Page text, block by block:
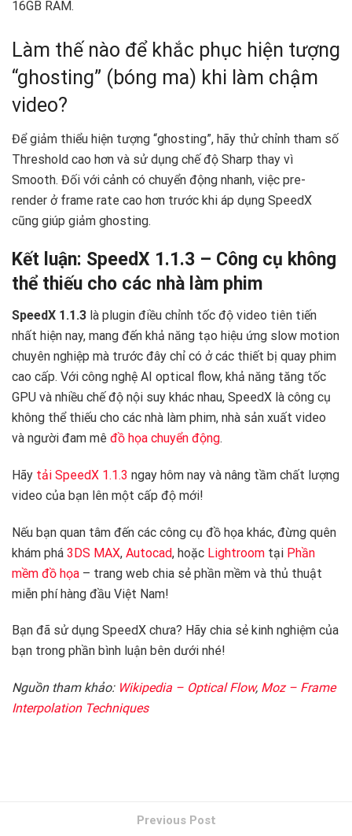
16GB RAM.
Làm thế nào để khắc phục hiện tượng
“ghosting” (bóng ma) khi làm chậm
video?
Để giảm thiểu hiện tượng “ghosting”, hãy thử chỉnh tham số
Threshold cao hơn và sử dụng chế độ Sharp thay vì
Smooth. Đối với cảnh có chuyển động nhanh, việc pre-
render ở frame rate cao hơn trước khi áp dụng SpeedX
cũng giúp giảm ghosting.
Kết luận: SpeedX 1.1.3 – Công cụ không
thể thiếu cho các nhà làm phim
SpeedX 1.1.3 là plugin điều chỉnh tốc độ video tiên tiến
nhất hiện nay, mang đến khả năng tạo hiệu ứng slow motion
chuyên nghiệp mà trước đây chỉ có ở các thiết bị quay phim
cao cấp. Với công nghệ AI optical flow, khả năng tăng tốc
GPU và nhiều chế độ nội suy khác nhau, SpeedX là công cụ
không thể thiếu cho các nhà làm phim, nhà sản xuất video
và người đam mê đồ họa chuyển động.
Hãy tải SpeedX 1.1.3 ngay hôm nay và nâng tầm chất lượng
video của bạn lên một cấp độ mới!
Nếu bạn quan tâm đến các công cụ đồ họa khác, đừng quên
khám phá 3DS MAX, Autocad, hoặc Lightroom tại Phần
mềm đồ họa – trang web chia sẻ phần mềm và thủ thuật
miễn phí hàng đầu Việt Nam!
Bạn đã sử dụng SpeedX chưa? Hãy chia sẻ kinh nghiệm của
bạn trong phần bình luận bên dưới nhé!
Nguồn tham khảo: Wikipedia – Optical Flow, Moz – Frame
Interpolation Techniques